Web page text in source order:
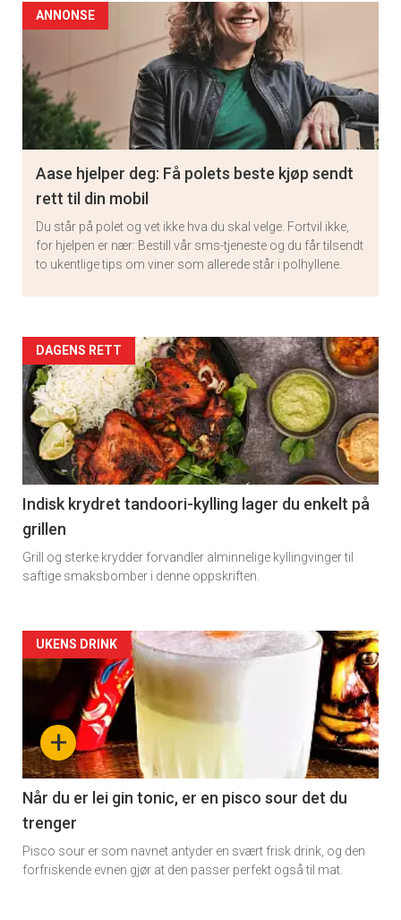
ANNONSE
Aase hjelper deg: Få polets beste kjøp sendt
rett til din mobil
Du står på polet og vet ikke hva du skal velge. Fortvil ikke,
for hjelpen er nær: Bestill vår sms-tjeneste og du får tilsendt
to ukentlige tips om viner som allerede står i polhyllene.
Artikler
detail
-
section
11
DAGENS RETT
Indisk krydret tandoori-kylling lager du enkelt på
grillen
Grill og sterke krydder forvandler alminnelige kyllingvinger til
saftige smaksbomber i denne oppskriften.
Artikler
detail
section
11
Dagens
rett
+
UKENS DRINK
Når du er lei gin tonic, er en pisco sour det du
trenger
Pisco sour er som navnet antyder en svært frisk drink, og den
forfriskende evnen gjør at den passer perfekt også til mat.